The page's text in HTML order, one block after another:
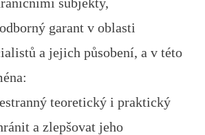
garant v oblasti
a jejich působení, a v této
teoretický i praktický
a zlepšovat jeho